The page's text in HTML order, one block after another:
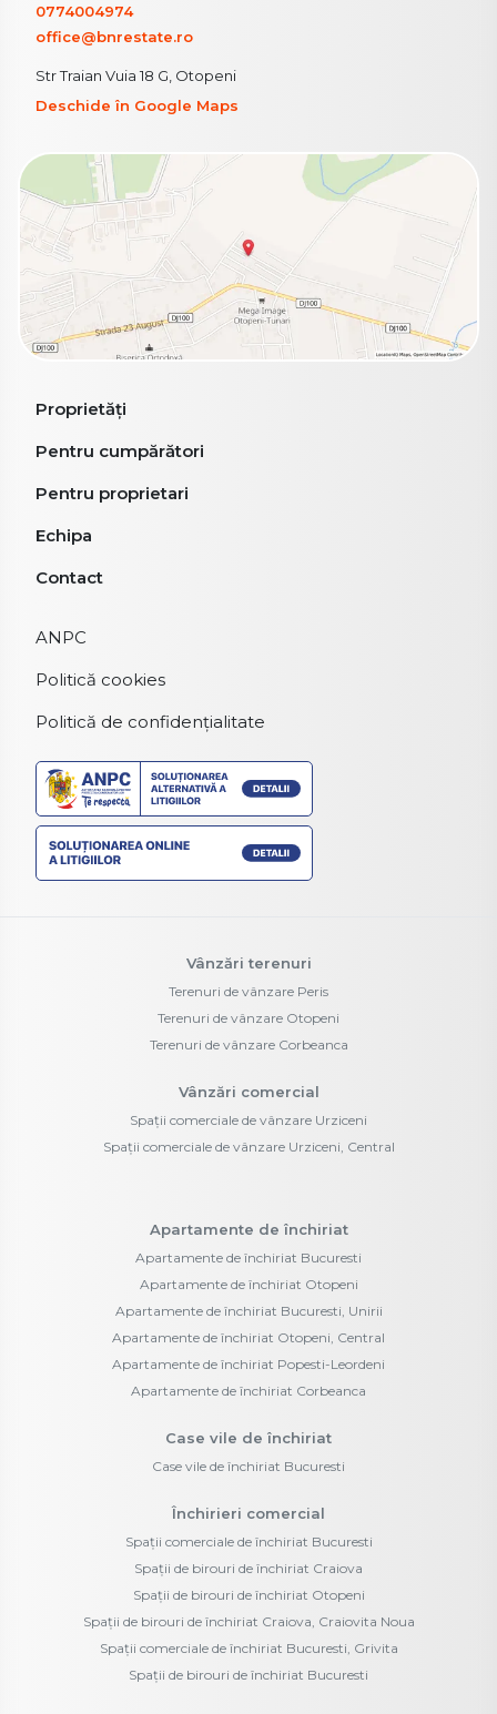
0774004974
office@bnrestate.ro
Str Traian Vuia 18 G, Otopeni
Deschide în Google Maps
Proprietăți
Pentru cumpărători
Pentru proprietari
Echipa
Contact
ANPC
Politică cookies
Politică de confidențialitate
Vânzări terenuri
Terenuri de vânzare Peris
Terenuri de vânzare Otopeni
Terenuri de vânzare Corbeanca
Vânzări comercial
Spații comerciale de vânzare Urziceni
Spații comerciale de vânzare Urziceni, Central
Apartamente de închiriat
Apartamente de închiriat Bucuresti
Apartamente de închiriat Otopeni
Apartamente de închiriat Bucuresti, Unirii
Apartamente de închiriat Otopeni, Central
Apartamente de închiriat Popesti-Leordeni
Apartamente de închiriat Corbeanca
Case vile de închiriat
Case vile de închiriat Bucuresti
Închirieri comercial
Spații comerciale de închiriat Bucuresti
Spații de birouri de închiriat Craiova
Spații de birouri de închiriat Otopeni
Spații de birouri de închiriat Craiova, Craiovita Noua
Spații comerciale de închiriat Bucuresti, Grivita
Spații de birouri de închiriat Bucuresti